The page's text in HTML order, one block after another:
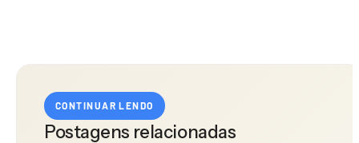
CONTINUAR LENDO
Postagens relacionadas